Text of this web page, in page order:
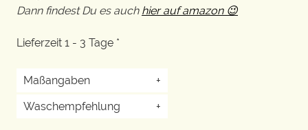
Dann findest Du es auch hier auf amazon 😉
Lieferzeit 1 - 3 Tage *
Maßangaben
+
Waschempfehlung
+